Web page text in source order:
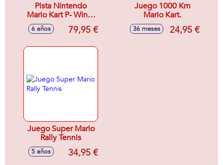
Pista Nintendo
Mario Kart P- Wing,
incluye 2 coches
(Mario y Luigi),
6 años 79,95 €
Juego 1000 Km
Mario Kart.
36 meses 24,95 €
Juego Super Mario
Rally Tennis
5 años 34,95 €